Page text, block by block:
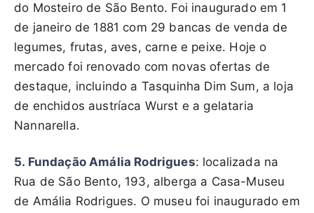
do Mosteiro de São Bento. Foi inaugurado em 1
de janeiro de 1881 com 29 bancas de venda de
legumes, frutas, aves, carne e peixe. Hoje o
mercado foi renovado com novas ofertas de
destaque, incluindo a Tasquinha Dim Sum, a loja
de enchidos austríaca Wurst e a gelataria
Nannarella.
5. Fundação Amália Rodrigues: localizada na
Rua de São Bento, 193, alberga a Casa-Museu
de Amália Rodrigues. O museu foi inaugurado em